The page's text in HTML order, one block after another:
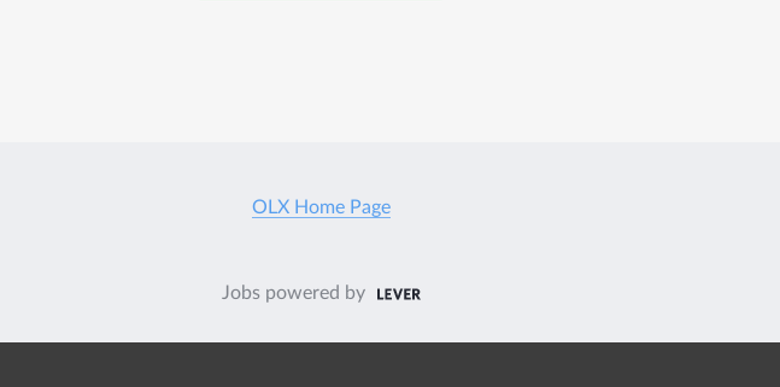
OLX Home Page
Jobs powered by